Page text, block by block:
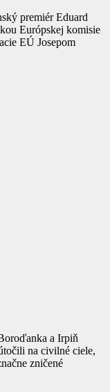
premiér Eduard
Európskej komisie
EÚ Josepom
a Irpiň
na civilné ciele,
zničené